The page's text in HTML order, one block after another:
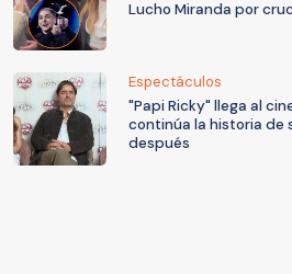
Lucho Miranda por
Espectáculos
"Papi Ricky" llega al
continúa la historia de
después